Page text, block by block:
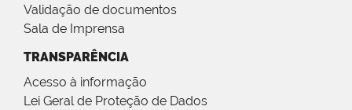
Validação de documentos
Sala de Imprensa
TRANSPARÊNCIA
Acesso à informação
Lei Geral de Proteção de Dados